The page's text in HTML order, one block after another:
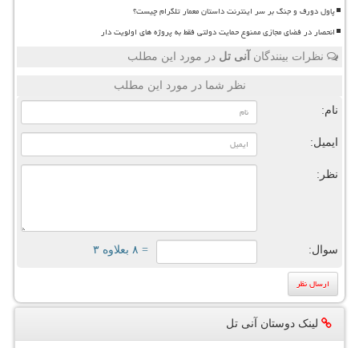
پاول دورف و جنگ بر سر اینترنت داستان معمار تلگرام چیست؟
انحصار در فضای مجازی ممنوع حمایت دولتی فقط به پروژه های اولویت دار
نظرات بینندگان آنی تل در مورد این مطلب
نظر شما در مورد این مطلب
نام:
ایمیل:
نظر:
سوال: = ۸ بعلاوه ۳
لینک دوستان آنی تل